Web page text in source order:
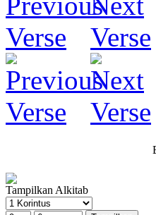
Tampilkan Alkitab